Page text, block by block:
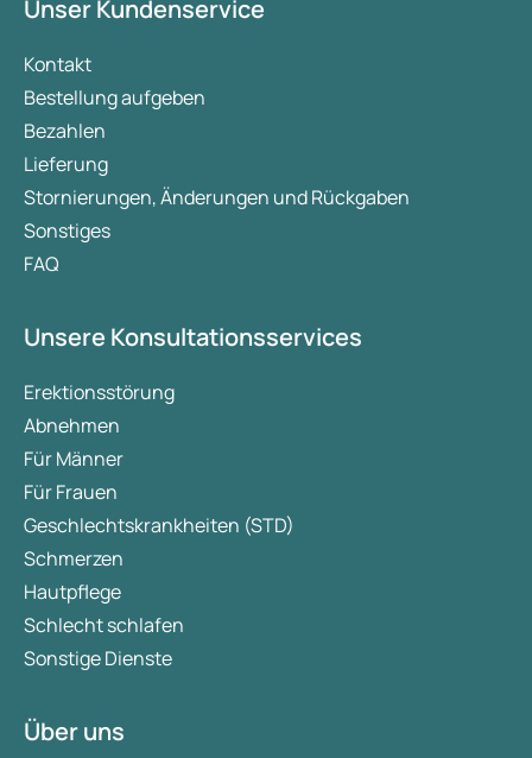
Unser Kundenservice
Kontakt
Bestellung aufgeben
Bezahlen
Lieferung
Stornierungen, Änderungen und Rückgaben
Sonstiges
FAQ
Unsere Konsultationsservices
Erektionsstörung
Abnehmen
Für Männer
Für Frauen
Geschlechtskrankheiten (STD)
Schmerzen
Hautpflege
Schlecht schlafen
Sonstige Dienste
Über uns